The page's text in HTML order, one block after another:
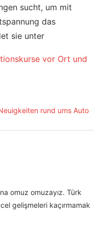
sucht, um mit
das
sie unter
vor Ort und
omuz omuzayız. Türk
gelişmeleri kaçırmamak